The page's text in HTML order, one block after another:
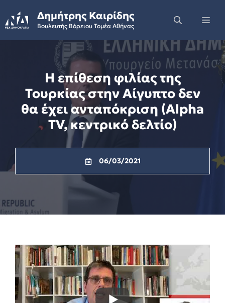
to
content
Δημήτρης Καιρίδης
Βουλευτής Βόρειου Τομέα Αθήνας
Η επίθεση φιλίας της
Τουρκίας στην Αίγυπτο δεν
θα έχει ανταπόκριση (Alpha
TV, κεντρικό δελτίο)
06/03/2021